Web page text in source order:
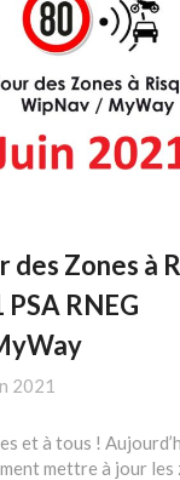
des Zones à
RNEG
2021
et à tous !
mettre à jour les